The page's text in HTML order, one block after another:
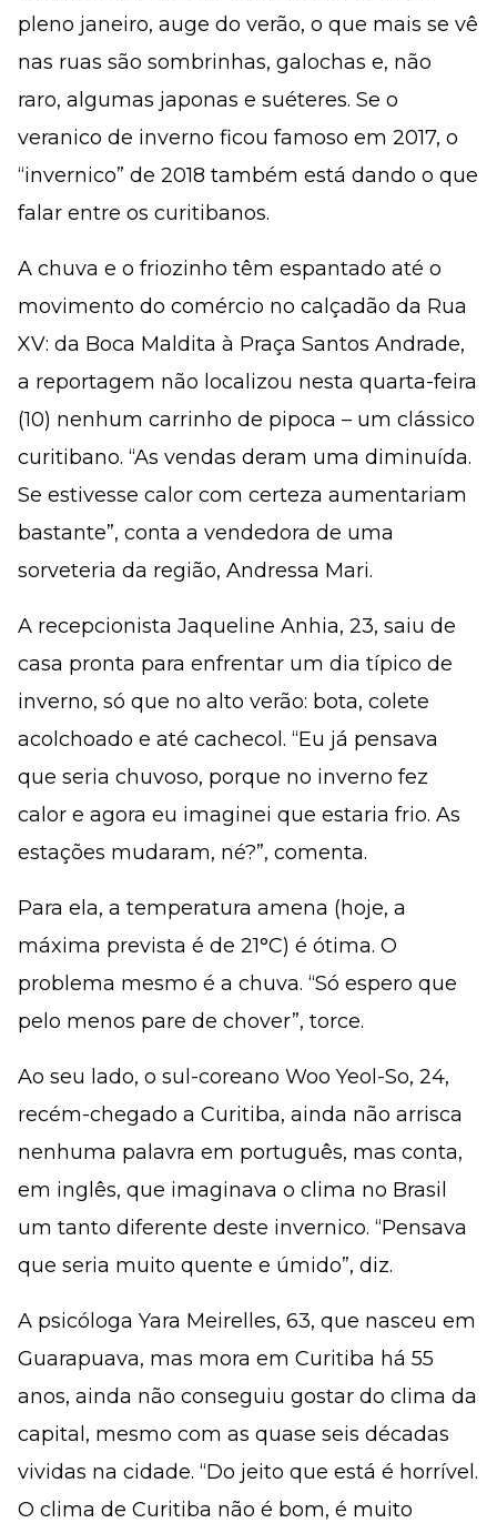
pleno janeiro, auge do verão, o que mais se vê
nas ruas são sombrinhas, galochas e, não
raro, algumas japonas e suéteres. Se o
veranico de inverno ficou famoso em 2017, o
“invernico” de 2018 também está dando o que
falar entre os curitibanos.
A chuva e o friozinho têm espantado até o
movimento do comércio no calçadão da Rua
XV: da Boca Maldita à Praça Santos Andrade,
a reportagem não localizou nesta quarta-feira
(10) nenhum carrinho de pipoca – um clássico
curitibano. “As vendas deram uma diminuída.
Se estivesse calor com certeza aumentariam
bastante”, conta a vendedora de uma
sorveteria da região, Andressa Mari.
A recepcionista Jaqueline Anhia, 23, saiu de
casa pronta para enfrentar um dia típico de
inverno, só que no alto verão: bota, colete
acolchoado e até cachecol. “Eu já pensava
que seria chuvoso, porque no inverno fez
calor e agora eu imaginei que estaria frio. As
estações mudaram, né?”, comenta.
Para ela, a temperatura amena (hoje, a
máxima prevista é de 21°C) é ótima. O
problema mesmo é a chuva. “Só espero que
pelo menos pare de chover”, torce.
Ao seu lado, o sul-coreano Woo Yeol-So, 24,
recém-chegado a Curitiba, ainda não arrisca
nenhuma palavra em português, mas conta,
em inglês, que imaginava o clima no Brasil
um tanto diferente deste invernico. “Pensava
que seria muito quente e úmido”, diz.
A psicóloga Yara Meirelles, 63, que nasceu em
Guarapuava, mas mora em Curitiba há 55
anos, ainda não conseguiu gostar do clima da
capital, mesmo com as quase seis décadas
vividas na cidade. “Do jeito que está é horrível.
O clima de Curitiba não é bom, é muito